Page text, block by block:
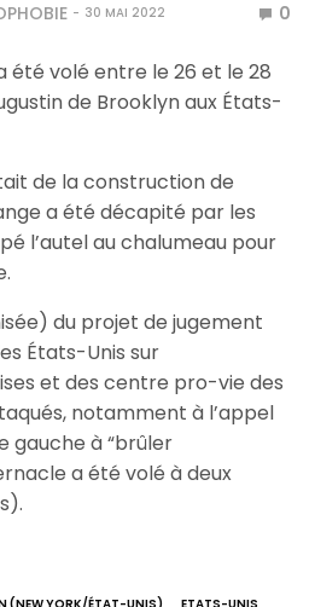
30 MAI 2022 0
été volé entre le 26 et le 28
de Brooklyn aux États-
de la construction de
a été décapité par les
l’autel au chalumeau pour
du projet de jugement
États-Unis sur
et des centre pro-vie des
notamment à l’appel
gauche à “brûler
a été volé à deux